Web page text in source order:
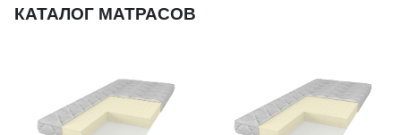
КАТАЛОГ МАТРАСОВ